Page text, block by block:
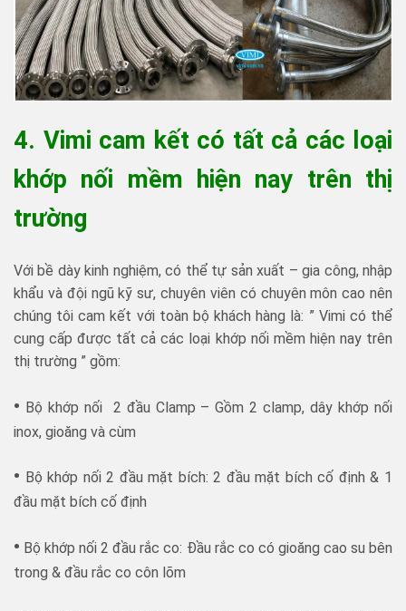
4. Vimi cam kết có tất cả các loại
khớp nối mềm hiện nay trên thị
trường
Với bề dày kinh nghiệm, có thể tự sản xuất – gia công, nhập
khẩu và đội ngũ kỹ sư, chuyên viên có chuyên môn cao nên
chúng tôi cam kết với toàn bộ khách hàng là: ” Vimi có thể
cung cấp được tất cả các loại khớp nối mềm hiện nay trên
thị trường ” gồm:
• Bộ khớp nối 2 đầu Clamp – Gồm 2 clamp, dây khớp nối
inox, gioăng và cùm
• Bộ khớp nối 2 đầu mặt bích: 2 đầu mặt bích cố định & 1
đầu mặt bích cố định
• Bộ khớp nối 2 đầu rắc co: Đầu rắc co có gioăng cao su bên
trong & đầu rắc co côn lõm